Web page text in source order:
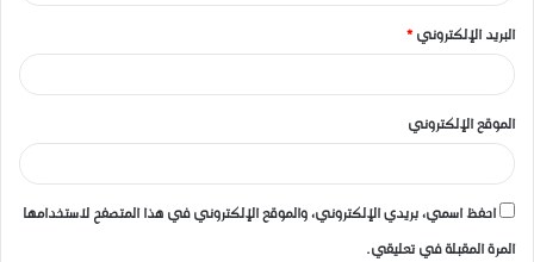
البريد الإلكتروني *
الموقع الإلكتروني
احفظ اسمي، بريدي الإلكتروني، والموقع الإلكتروني في هذا المتصفح لاستخدامها
المرة المقبلة في تعليقي.